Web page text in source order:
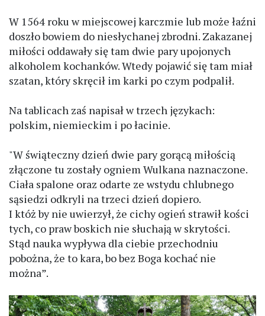
W 1564 roku w miejscowej karczmie lub może łaźni
doszło bowiem do niesłychanej zbrodni. Zakazanej
miłości oddawały się tam dwie pary upojonych
alkoholem kochanków. Wtedy pojawić się tam miał
szatan, który skręcił im karki po czym podpalił.
Na tablicach zaś napisał w trzech językach:
polskim, niemieckim i po łacinie.
"W świąteczny dzień dwie pary gorącą miłością
złączone tu zostały ogniem Wulkana naznaczone.
Ciała spalone oraz odarte ze wstydu chlubnego
sąsiedzi odkryli na trzeci dzień dopiero.
I któż by nie uwierzył, że cichy ogień strawił kości
tych, co praw boskich nie słuchają w skrytości.
Stąd nauka wypływa dla ciebie przechodniu
pobożna, że to kara, bo bez Boga kochać nie
można”.